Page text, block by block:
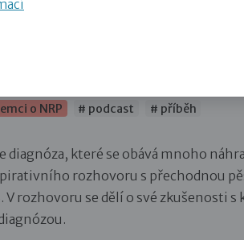
FAS přináší individuální péče více, než
péče více,
o NRP # podcast # příběh
diagnóza, které se obává mnoho
rozhovoru s přechodnou
V rozhovoru se dělí o své zkušenosti